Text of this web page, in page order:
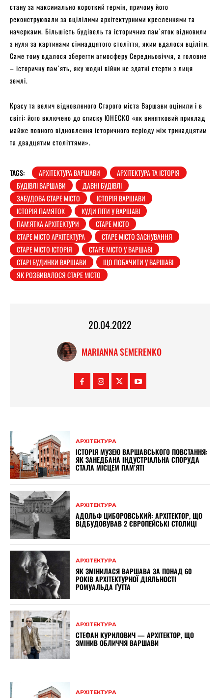
стану за максимально короткий термін, причому його
реконструювали за вцілілими архітектурними кресленнями та
начерками. Більшість будівель та історичних пам`яток відновили
з нуля за картинами сімнадцятого століття, яким вдалося вціліти.
Саме тому вдалося зберегти атмосферу Середньовіччя, а головне
– історичну пам`ять, яку жодні війни не здатні стерти з лиця
землі.
Красу та велич відновленого Старого міста Варшави оцінили і в
світі: його включено до списку ЮНЕСКО «як винятковий приклад
майже повного відновлення історичного періоду між тринадцятим
та двадцятим століттями».
TAGS: АРХІТЕКТУРА ВАРШАВИ
АРХІТЕКТУРА ТА ІСТОРІЯ
БУДІВЛІ ВАРШАВИ
ДАВНІ БУДІВЛІ
ЗАБУДОВА СТАРЕ МІСТО
ІСТОРІЯ ВАРШАВИ
ІСТОРІЯ ПАМЯТОК
КУДИ ПІТИ У ВАРШАВІ
ПАМ'ЯТКА АРХІТЕКТУРИ
СТАРЕ МІСТО
СТАРЕ МІСТО АРХІТЕКТУРА
СТАРЕ МІСТО ЗАСНУВАННЯ
СТАРЕ МІСТО ІСТОРІЯ
СТАРЕ МІСТО У ВАРШАВІ
СТАРІ БУДИНКИ ВАРШАВИ
ЩО ПОБАЧИТИ У ВАРШАВІ
ЯК РОЗВИВАЛОСЯ СТАРЕ МІСТО
20.04.2022
MARIANNA SEMERENKO
АРХІТЕКТУРА
ІСТОРІЯ МУЗЕЮ ВАРШАВСЬКОГО ПОВСТАННЯ:
ЯК ЗАНЕДБАНА ІНДУСТРІАЛЬНА СПОРУДА
СТАЛА МІСЦЕМ ПАМ’ЯТІ
АРХІТЕКТУРА
АДОЛЬФ ЦИБОРОВСЬКИЙ: АРХІТЕКТОР, ЩО
ВІДБУДОВУВАВ 2 ЄВРОПЕЙСЬКІ СТОЛИЦІ
АРХІТЕКТУРА
ЯК ЗМІНИЛАСЯ ВАРШАВА ЗА ПОНАД 60
РОКІВ АРХІТЕКТУРНОЇ ДІЯЛЬНОСТІ
РОМУАЛЬДА ҐУТТА
АРХІТЕКТУРА
СТЕФАН КУРИЛОВИЧ — АРХІТЕКТОР, ЩО
ЗМІНИВ ОБЛИЧЧЯ ВАРШАВИ
АРХІТЕКТУРА